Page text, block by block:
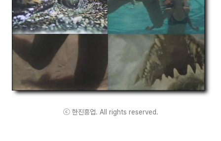
ⓒ 한진흥업. All rights reserved.